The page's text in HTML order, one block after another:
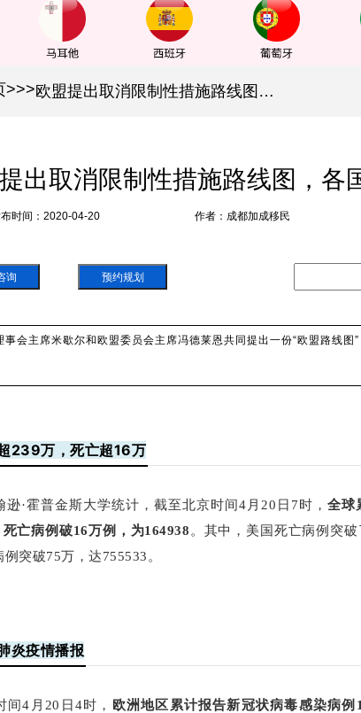
>>> 欧盟提出取消限制性措施路线图，各国开始逐步“解封”
出取消限制性措施路线图，各
时间：2020-04-20 作者：成都加成移民
询 预约规划
会主席米歇尔和欧盟委员会主席冯德莱恩共同提出一份“欧盟路线图”
239万，死亡超16万
逊·霍普金斯大学统计，截至北京时间4月20日7时， 全球
亡病例破16万例，为164938 。其中，美国死亡病例突
例突破75万，达755533。
炎疫情播报
间4月20日4时，
欧洲地区累计报告新冠状病毒感染病